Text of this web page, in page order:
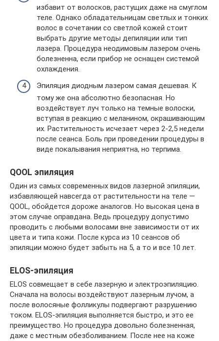
избавит от волосков, растущих даже на смуглом
теле. Однако обладательницам светлых и тонких
волос в сочетании со светлой кожей стоит
выбрать другие методы депиляции или тип
лазера. Процедура неодимовым лазером очень
болезненна, если прибор не оснащен системой
охлаждения.
Эпиляция диодным лазером самая дешевая. К
тому же она абсолютно безопасная. Но
воздействует луч только на темные волоски,
вступая в реакцию с меланином, окрашивающим
их. Растительность исчезает через 2-2,5 недели
после сеанса. Боль при проведении процедуры в
виде покалывания неприятна, но терпима.
QOOL эпиляция
Один из самых современных видов лазерной эпиляции,
избавляющей навсегда от растительности на теле —
QOOL, обойдется дороже аналогов. Но высокая цена в
этом случае оправдана. Ведь процедуру допустимо
проводить с любыми волосами вне зависимости от их
цвета и типа кожи. После курса из 10 сеансов об
эпиляции можно будет забыть на 5, а то и все 10 лет.
ELOS-эпиляция
ELOS совмещает в себе лазерную и электроэпиляцию.
Сначала на волосы воздействуют лазерным лучом, а
после волосяные фолликулы подвергают разрушению
током. ELOS-эпиляция выполняется быстро, и это ее
преимущество. Но процедура довольно болезненная,
даже с местным обезболиванием. После нее на коже